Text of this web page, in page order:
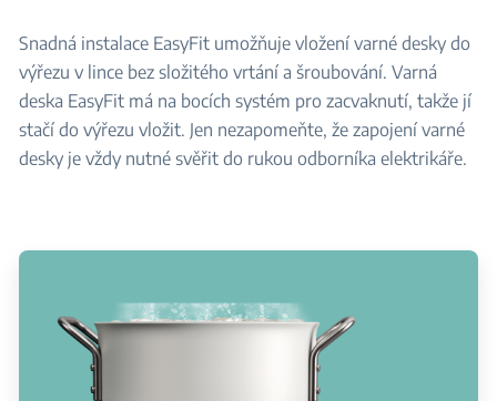
Snadná instalace EasyFit umožňuje vložení varné desky do
výřezu v lince bez složitého vrtání a šroubování. Varná
deska EasyFit má na bocích systém pro zacvaknutí, takže jí
stačí do výřezu vložit. Jen nezapomeňte, že zapojení varné
desky je vždy nutné svěřit do rukou odborníka elektrikáře.